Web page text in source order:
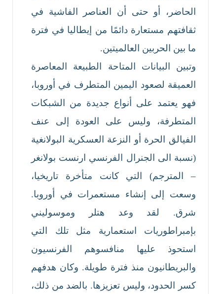
الحاضر، أو حتى أن العناصر الفاشية في
ثقافتهم مستعارة دائمًا من إيطاليا في فترة
ما بين الحربين العالميتين.
وتبين البيانات المتاحة الطبيعة المعاصرة
العميقة لصعود اليمين المتطرف في أوروبا،
فهو يعتمد على أنواع جديدة من الشبكات
المتطرفة، وليس على العودة إلى عنف
الفيالق الحرة أو النزعة العسكرية البولانغية
(نسبة الى الجنرال الفرنسي ارنست بولانغر
– المترجم) التي كانت متأخرة تاريخيا،
وسعت إلى إنشاء مستعمرات في أوروبا.
شرق. لقد وعد هتلر وموسوليني
بإمبراطوريات استعمارية مثل تلك التي
استحوذ عليها منافسوهم الفرنسيون
والبريطانيون منذ فترة طويلة. وكان هدفهم
كسر الحدود، وليس تعزيزها. بالضد من ذلك،